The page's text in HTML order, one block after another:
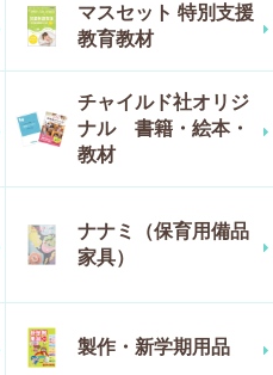
マスセット 特別支援
教育教材
チャイルド社オリジ
ナル 書籍・絵本・
教材
ナナミ（保育用備品
家具）
製作・新学期用品